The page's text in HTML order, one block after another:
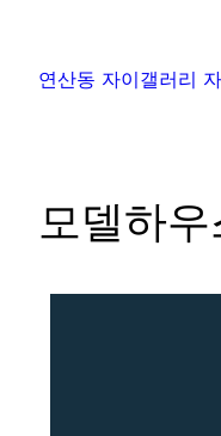
연산동 자이갤러리
모델하우